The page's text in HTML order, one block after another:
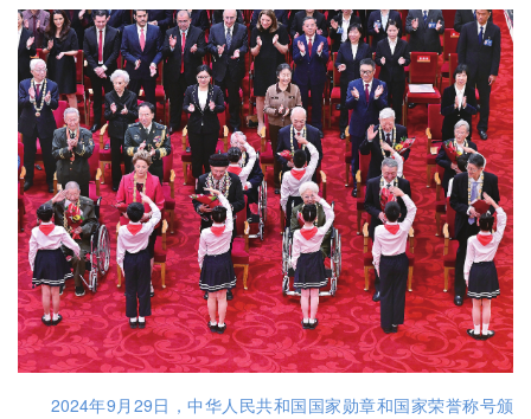
2024年9月29日，中华人民共和国国家勋章和国家荣誉称号颁